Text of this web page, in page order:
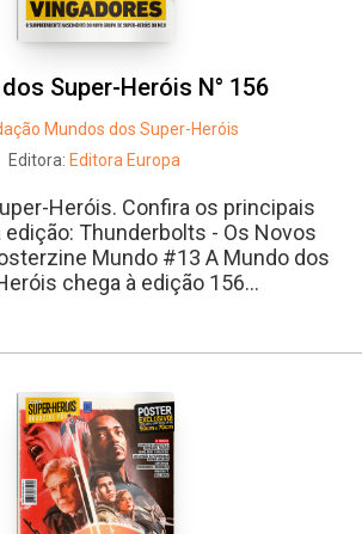
Super-Heróis N° 156
Mundos dos Super-Heróis
Editora: Editora Europa
Heróis. Confira os principais
Thunderbolts - Os Novos
Mundo #13 A Mundo dos
chega à edição 156...